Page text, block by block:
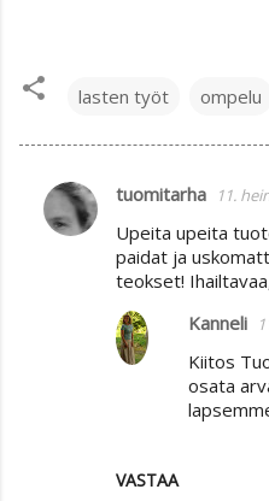
lasten työt ompelu
K
o
tuomitarha 11.
Upeita upeita
paidat ja
teokset!
VASTAA
Kanneli
Kiitos
osata